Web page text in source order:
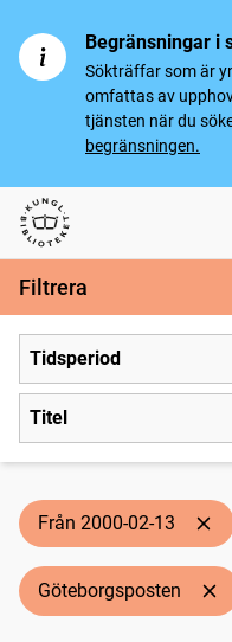
Begränsningar i
Sökträffar som är
omfattas av
tjänsten när du
begränsningen.
Svenska tidningar
Filtrera
Tidsperiod
Titel
Från 2000-02-13
Göteborgsposten